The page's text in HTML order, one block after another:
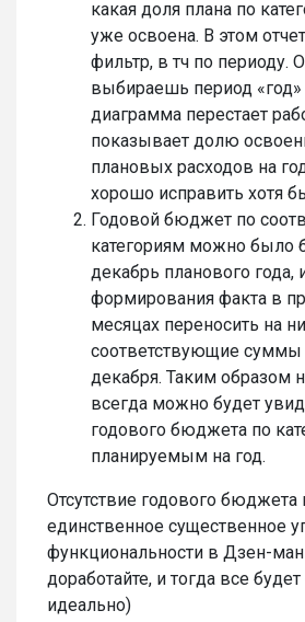
какая доля плана по
уже освоена. В этом
фильтр, в тч по периоду.
выбираешь период «год»
диаграмма перестает
показывает долю
плановых расходов на
хорошо исправить хотя
Годовой бюджет по
категориям можно было
декабрь планового года,
формирования факта в
месяцах переносить на
соответствующие суммы
декабря. Таким образом
всегда можно будет
годового бюджета по
планируемым на год.
Отсутствие годового бюджета
единственное существенное
функциональности в Дзен-
доработайте, и тогда все
идеально)